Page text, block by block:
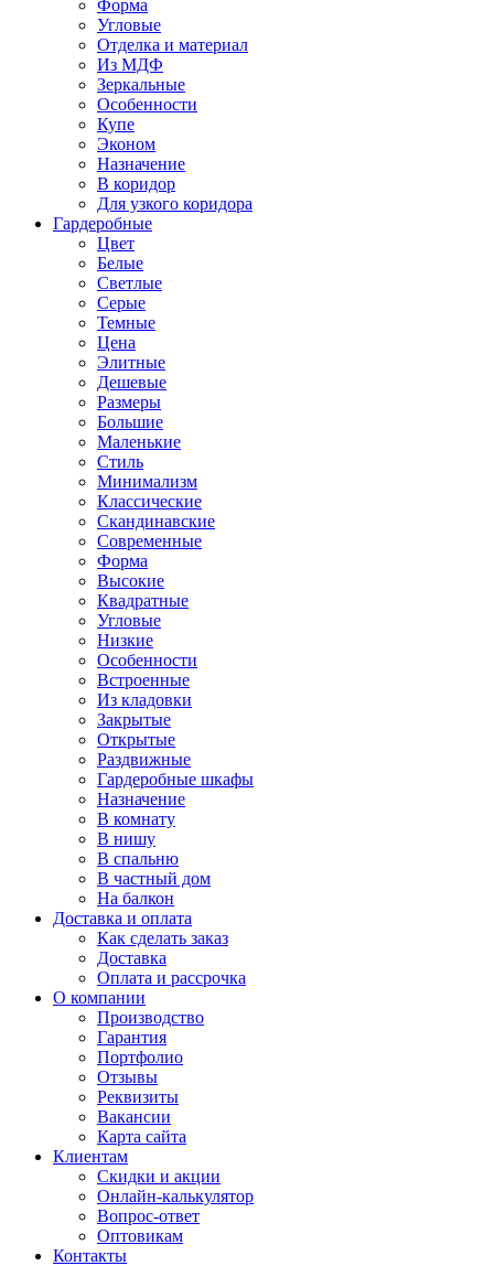
Форма
Угловые
Отделка и материал
Из МДФ
Зеркальные
Особенности
Купе
Эконом
Назначение
В коридор
Для узкого коридора
Гардеробные
Цвет
Белые
Светлые
Серые
Темные
Цена
Элитные
Дешевые
Размеры
Большие
Маленькие
Стиль
Минимализм
Классические
Скандинавские
Современные
Форма
Высокие
Квадратные
Угловые
Низкие
Особенности
Встроенные
Из кладовки
Закрытые
Открытые
Раздвижные
Гардеробные шкафы
Назначение
В комнату
В нишу
В спальню
В частный дом
На балкон
Доставка и оплата
Как сделать заказ
Доставка
Оплата и рассрочка
О компании
Производство
Гарантия
Портфолио
Отзывы
Реквизиты
Вакансии
Карта сайта
Клиентам
Скидки и акции
Онлайн-калькулятор
Вопрос-ответ
Оптовикам
Контакты